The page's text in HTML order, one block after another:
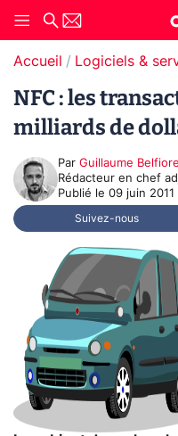
Accueil Logiciels &
NFC : les
milliards de
Par Guillaume Belfiore
Rédacteur en chef
Publié le 09 juin 2011
Suivez-nous